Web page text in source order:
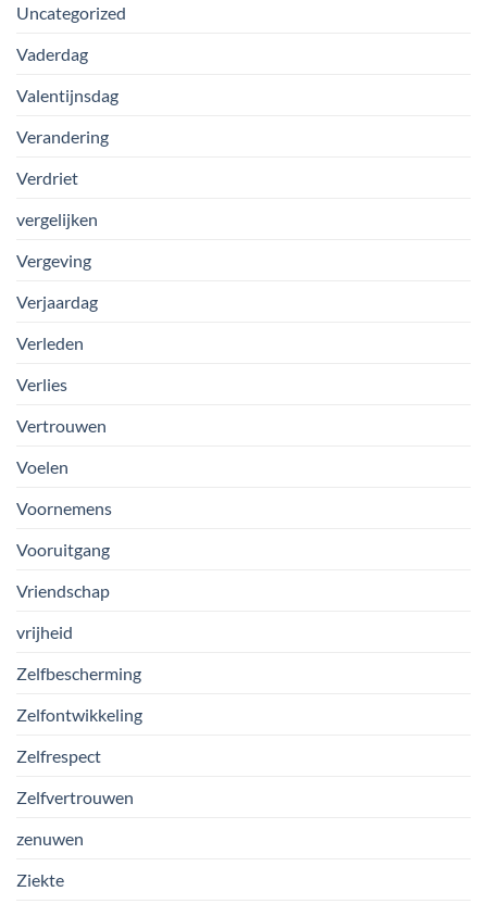
Uncategorized
Vaderdag
Valentijnsdag
Verandering
Verdriet
vergelijken
Vergeving
Verjaardag
Verleden
Verlies
Vertrouwen
Voelen
Voornemens
Vooruitgang
Vriendschap
vrijheid
Zelfbescherming
Zelfontwikkeling
Zelfrespect
Zelfvertrouwen
zenuwen
Ziekte